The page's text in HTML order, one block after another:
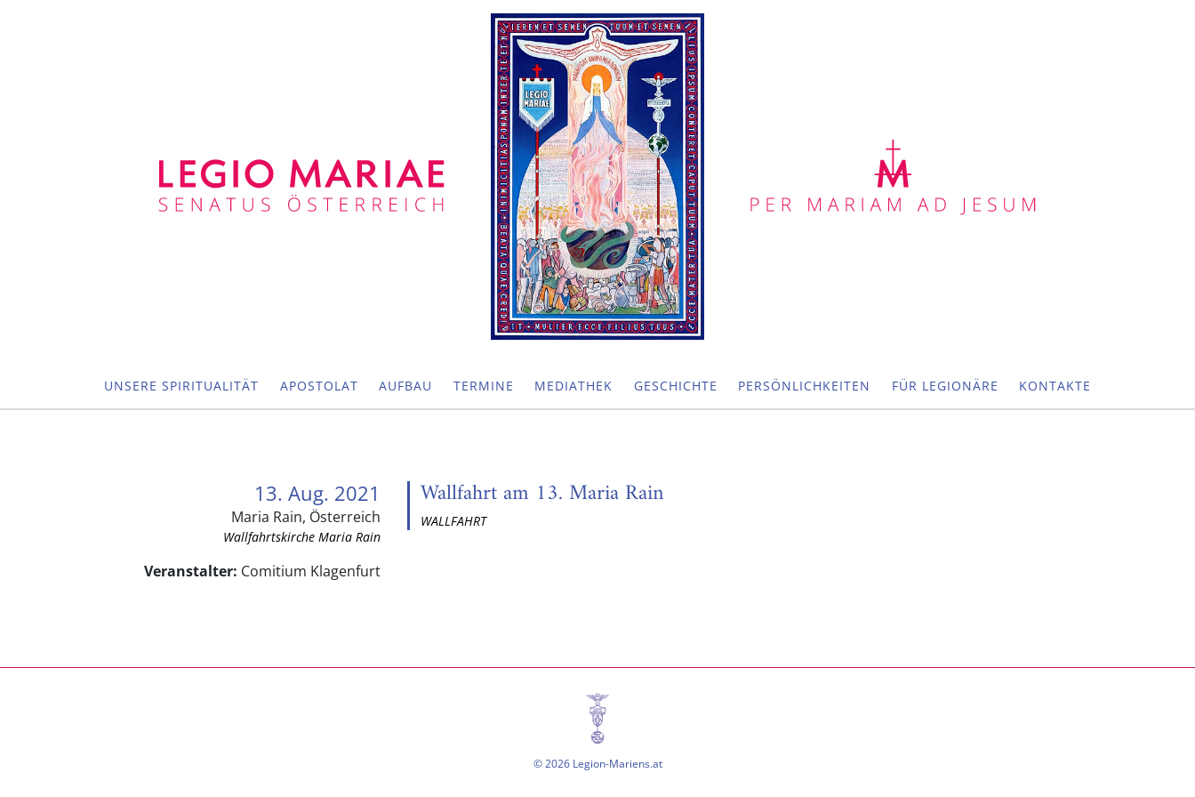
UNSERE SPIRITUALITÄT APOSTOLAT AUFBAU TERMINE MEDIATHEK GESCHICHTE PERSÖNLICHKEITEN FÜR LEGIONÄRE KONTAKTE
13. Aug. 2021
Maria Rain, Österreich
Wallfahrtskirche Maria Rain
Veranstalter: Comitium Klagenfurt
Wallfahrt am 13. Maria Rain
WALLFAHRT
© 2026 Legion-Mariens.at